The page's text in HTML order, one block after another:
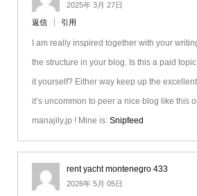
2025年 3月 27日
返信 引用
I am really inspired together with your
the structure in your blog. Is this a paid
it yourself? Either way keep up the
it’s uncommon to peer a nice blog like this
manajily.jp ! Mine is: Snipfeed
rent yacht montenegro 433
2026年 5月 05日